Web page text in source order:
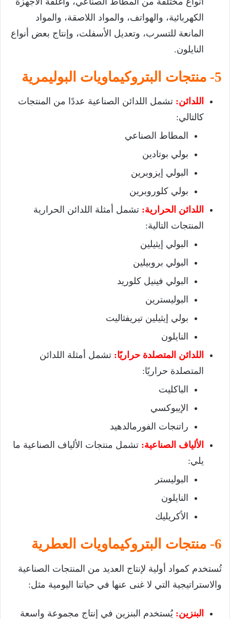
الكهربائية، والهواتف، والمواد اللاصقة، والمواد
المانعة للتسرب، وتعديل الأسفلت، وإنتاج بعض أنواع
النايلون.
5- منتجات البتروكيماويات البوليمرية
اللدائن: تشمل اللدائن الصناعية عددًا من المنتجات
كالتالي:
المطاط الصناعي
بولي بوتادين
البولي إيزوبرين
بولي كلوروبرين
اللدائن الحرارية: تشمل أمثلة اللدائن الحرارية
المنتجات التالية:
البولي إيثيلين
البولي بروبيلين
البولي فينيل كلوريد
البوليسترين
بولي إيثيلين تيريفثاليت
النايلون
اللدائن المتصلدة حراريًا: تشمل أمثلة اللدائن
المتصلدة حراريًا:
الباكليت
الإيبوكسي
راتنجات الفورمالدهيد
الألياف الصناعية: تشمل منتجات الألياف الصناعية ما
يلي:
البوليستر
النايلون
الأكريليك
6- منتجات البتروكيماويات العطرية
تُستخدم كمواد أولية لإنتاج العديد من المنتجات الصناعية
والاستراتيجية التي لا غنى عنها في حياتنا اليومية مثل:
البنزين: يُستخدم البنزين في إنتاج مجموعة واسعة